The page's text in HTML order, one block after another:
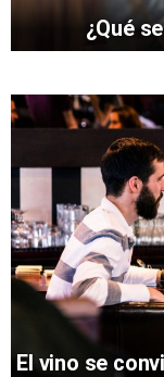
¿Qué
El vino se